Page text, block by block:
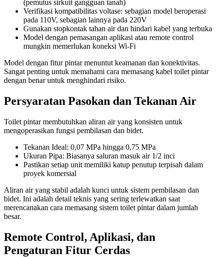
(pemutus sirkuit gangguan tanah)
Verifikasi kompatibilitas voltase: sebagian model beroperasi
pada 110V, sebagian lainnya pada 220V
Gunakan stopkontak tahan air dan hindari kabel yang terbuka
Model dengan pemasangan aplikasi atau remote control
mungkin memerlukan koneksi Wi-Fi
Model dengan fitur pintar menuntut keamanan dan konektivitas.
Sangat penting untuk memahami cara memasang kabel toilet pintar
dengan benar untuk menghindari risiko.
Persyaratan Pasokan dan Tekanan Air
Toilet pintar membutuhkan aliran air yang konsisten untuk
mengoperasikan fungsi pembilasan dan bidet.
Tekanan Ideal: 0,07 MPa hingga 0,75 MPa
Ukuran Pipa: Biasanya saluran masuk air 1/2 inci
Pastikan setiap unit memiliki katup penutup terpisah dalam
proyek komersial
Aliran air yang stabil adalah kunci untuk sistem pembilasan dan
bidet. Ini adalah detail teknis yang sering terlewatkan saat
merencanakan cara memasang sistem toilet pintar dalam jumlah
besar.
Remote Control, Aplikasi, dan
Pengaturan Fitur Cerdas